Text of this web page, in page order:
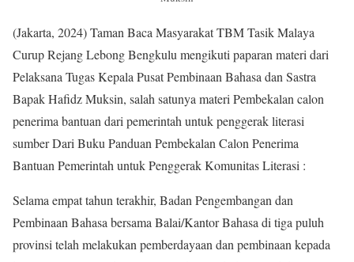
(Jakarta, 2024) Taman Baca Masyarakat TBM Tasik Malaya
Curup Rejang Lebong Bengkulu mengikuti paparan materi dari
Pelaksana Tugas Kepala Pusat Pembinaan Bahasa dan Sastra
Bapak Hafidz Muksin, salah satunya materi Pembekalan calon
penerima bantuan dari pemerintah untuk penggerak literasi
sumber Dari Buku Panduan Pembekalan Calon Penerima
Bantuan Pemerintah untuk Penggerak Komunitas Literasi :
Selama empat tahun terakhir, Badan Pengembangan dan
Pembinaan Bahasa bersama Balai/Kantor Bahasa di tiga puluh
provinsi telah melakukan pemberdayaan dan pembinaan kepada